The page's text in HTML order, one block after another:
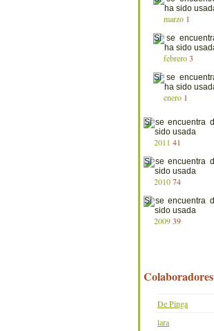
marzo 1
febrero 3
enero 1
2011 41
201074
200939
Colaboradores
De Pinga
lara